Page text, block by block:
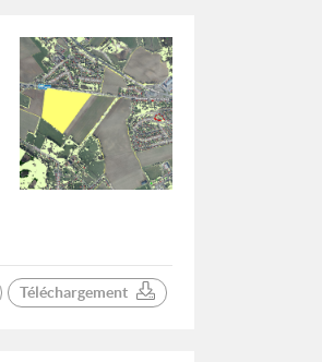
Téléchargement